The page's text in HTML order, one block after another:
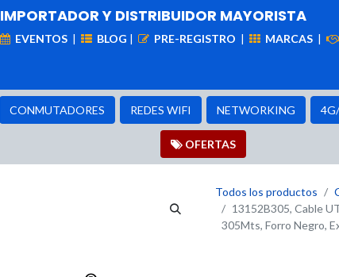
IMPORTADOR Y DISTRIBUIDOR MAYORISTA
EVENTOS | BLOG | PRE-REGISTRO | MARCAS |
CONMUTADORES REDES WIFI NETWORKING
OFER​​​​TAS
Todos los productos
13152B305, Cable
305Mts, Forro Negro,